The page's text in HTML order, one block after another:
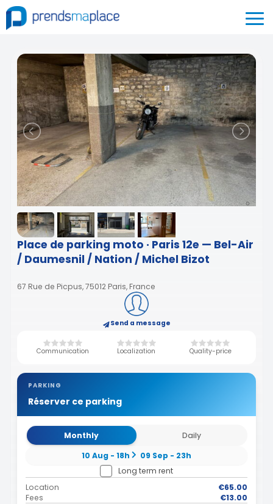
Place de parking moto · Paris 12e — Bel-Air
/ Daumesnil / Nation / Michel Bizot
67 Rue de Picpus, 75012 Paris, France
Send a message
Communication Localization Quality-price
PARKING
Réserver ce parking
Monthly
Daily
10 Aug - 18h
09 Sep - 23h
Long term rent
Location
€65.00
Fees
€13.00